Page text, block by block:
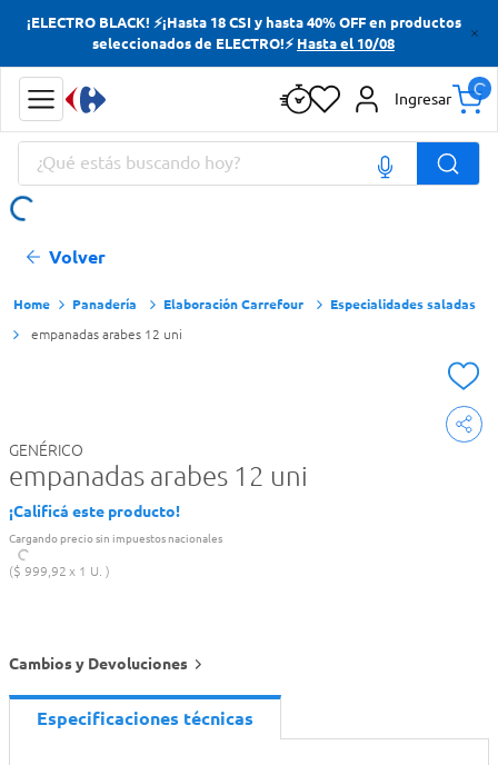
¡ELECTRO BLACK! ⚡¡Hasta 18 CSI y hasta 40% OFF en productos
seleccionados de ELECTRO!⚡ Hasta el 10/08
Ingresar
¿Qué estás buscando hoy?
Volver
Panadería Elaboración Carrefour Especialidades saladas
empanadas arabes 12 uni
GENÉRICO
empanadas arabes 12 uni
¡Calificá este producto!
Cargando precio sin impuestos nacionales
$ 999,92 1 U.
Cambios y Devoluciones
Especificaciones técnicas
Términos más buscados
Yerba
Cerveza
Doves
Términos más buscados
Yerba
Cerveza
Doves
Papas Fritas